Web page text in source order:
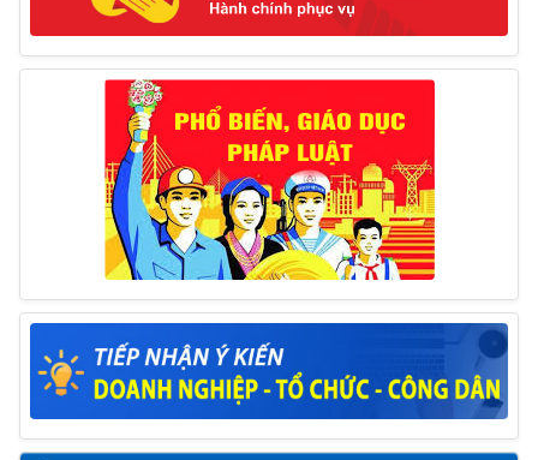
tháng 6/2025 của Chủ tịch UBND huyện
26/05/2025
Lịch tiếp công dân định kỳ đợt 1 tháng 5/2025 của
Chủ tịch UBND huyện
09/05/2025